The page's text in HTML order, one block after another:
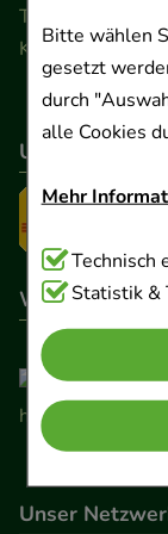
Bitte wählen
gesetzt
durch
alle Cookies
Mehr
Technisch
Cookies, die
Website
Warenkorb,
verzichtet
Komfort:
Technisch
Statistik &
Telefon 0511 89
Kontaktformular
Unser
Wir sind hier
Unser